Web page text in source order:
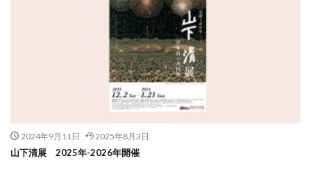
2024年9月11日 2025年8月3日
山下清展 2025年-2026年開催